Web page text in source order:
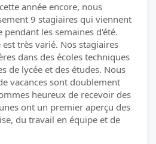
année encore, nous
9 stagiaires qui viennent
les semaines d'été.
très varié. Nos stagiaires
dans des écoles techniques
de lycée et des études. Nous
vacances sont doublement
heureux de recevoir des
ont un premier aperçu des
du travail en équipe et de